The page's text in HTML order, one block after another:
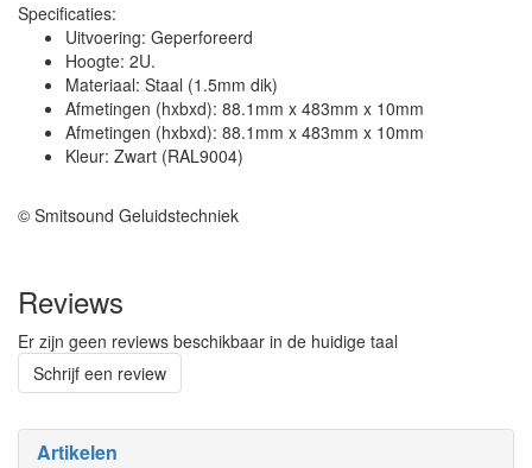
Artikelen
Specificaties:
Uitvoering: Geperforeerd
Hoogte: 2U.
Materiaal: Staal (1.5mm dik)
Afmetingen (hxbxd): 88.1mm x 483mm x 10mm
Afmetingen (hxbxd): 88.1mm x 483mm x 10mm
Kleur: Zwart (RAL9004)
© Smitsound Geluidstechniek
Reviews
Er zijn geen reviews beschikbaar in de huidige taal
Schrijf een review